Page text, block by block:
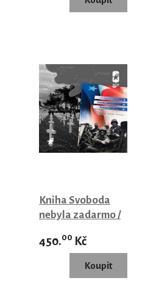
Kniha Svoboda
nebyla zadarmo /
free
450.00 Kč